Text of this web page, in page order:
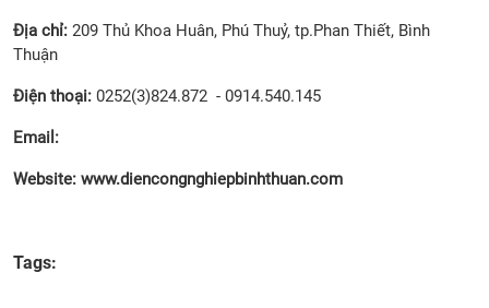
Địa chỉ: 209 Thủ Khoa Huân, Phú Thuỷ, tp.Phan Thiết, Bình
Thuận
Điện thoại: 0252(3)824.872 - 0914.540.145
Email:
Website: www.diencongnghiepbinhthuan.com
Tags: